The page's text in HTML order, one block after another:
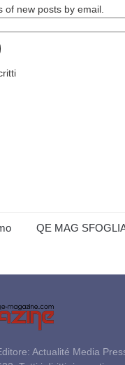
of new posts by email.
QE MAG
Actualité Media